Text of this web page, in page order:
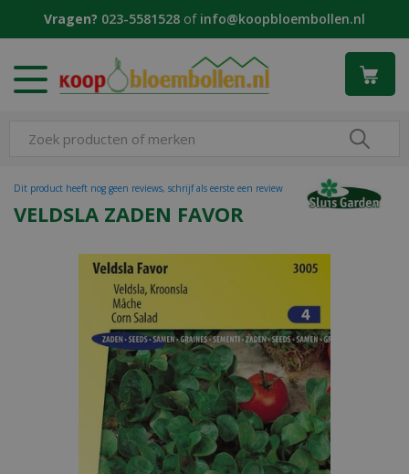
Vragen? 023-5581528 of info@koopbloembollen.nl
VELDSLA ZADEN FAVOR
Dit product heeft nog geen reviews, schrijf als eerste een review